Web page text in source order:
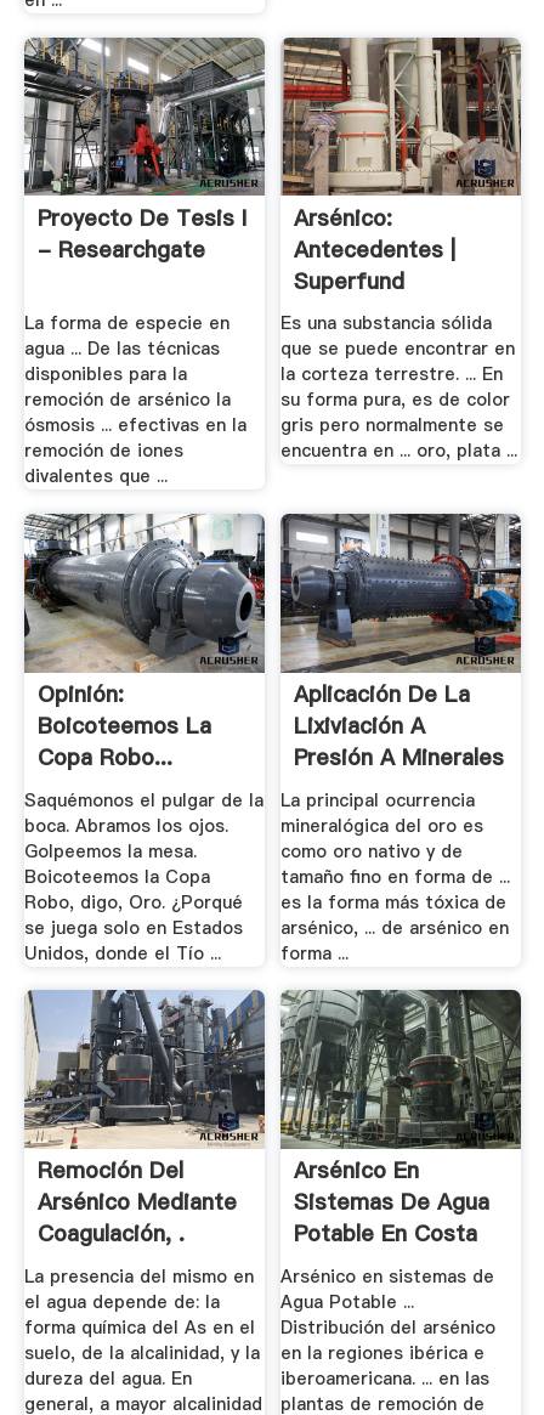
Proyecto De Tesis I
- Researchgate
La forma de especie en
agua ... De las técnicas
disponibles para la
remoción de arsénico la
ósmosis ... efectivas en la
remoción de iones
divalentes que ...
Arsénico:
Antecedentes |
Superfund
Es una substancia sólida
que se puede encontrar en
la corteza terrestre. ... En
su forma pura, es de color
gris pero normalmente se
encuentra en ... oro, plata ...
Opinión:
Boicoteemos La
Copa Robo...
Concacaf .
Saquémonos el pulgar de la
boca. Abramos los ojos.
Golpeemos la mesa.
Boicoteemos la Copa
Robo, digo, Oro. ¿Porqué
se juega solo en Estados
Unidos, donde el Tío ...
Aplicación De La
Lixiviación A
Presión A Minerales
...
La principal ocurrencia
mineralógica del oro es
como oro nativo y de
tamaño fino en forma de ...
es la forma más tóxica de
arsénico, ... de arsénico en
forma ...
Remoción Del
Arsénico Mediante
Coagulación, .
La presencia del mismo en
el agua depende de: la
forma química del As en el
suelo, de la alcalinidad, y la
dureza del agua. En
general, a mayor alcalinidad
Arsénico En
Sistemas De Agua
Potable En Costa
Rica ...
Arsénico en sistemas de
Agua Potable ...
Distribución del arsénico
en la regiones ibérica e
iberoamericana. ... en las
plantas de remoción de